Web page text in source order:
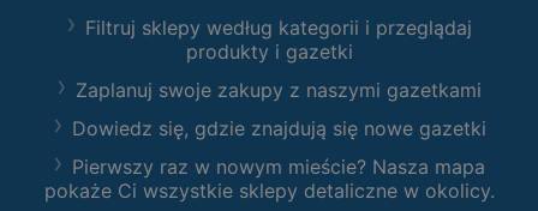
Filtruj sklepy według kategorii i przeglądaj
produkty i gazetki
Zaplanuj swoje zakupy z naszymi gazetkami
Dowiedz się, gdzie znajdują się nowe gazetki
Pierwszy raz w nowym mieście? Nasza mapa
pokaże Ci wszystkie sklepy detaliczne w okolicy.